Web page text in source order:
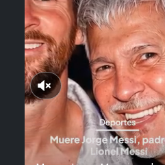
Reproducir sonido